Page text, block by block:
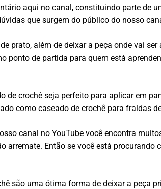
aqui no canal, constituindo parte de
que surgem do público do nosso
prato, além de deixar a peça onde vai
ponto de partida para quem está
de crochê seja perfeito para aplicar em
como caseado de crochê para fraldas
canal no YouTube você encontra
arremate. Então se você está procurando
são uma ótima forma de deixar a peça